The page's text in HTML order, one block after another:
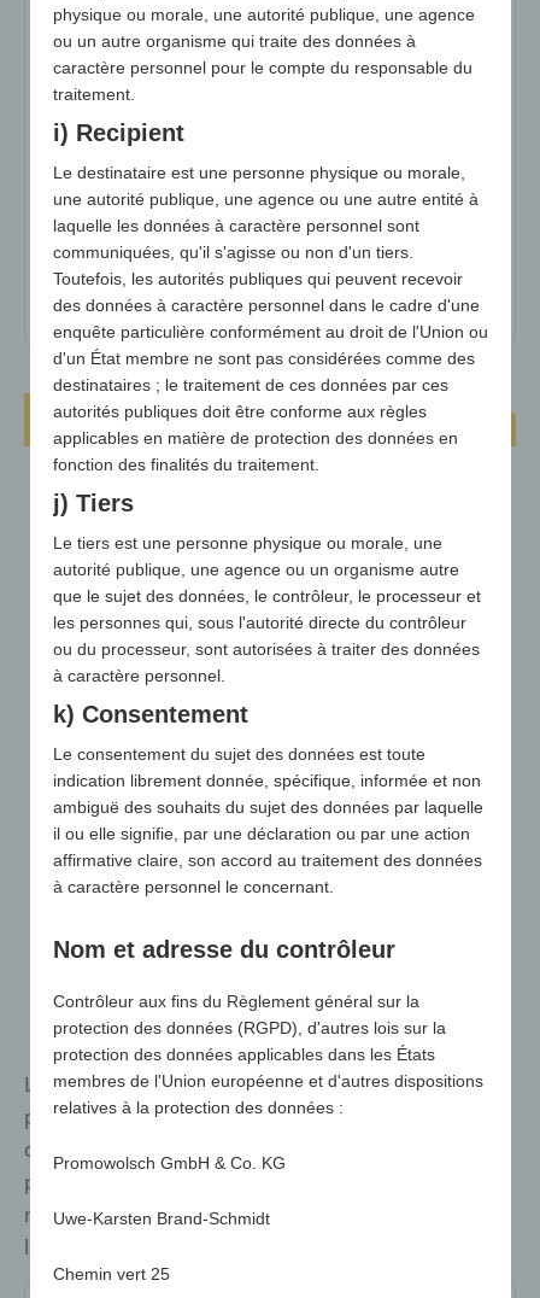
N° d'art :4529
variante :avec impression par sublimation
Dimensions :475 x 175 x 20 mm
surface publicitaire max :475 x 175 x 20 mm
poids :60g
Quantité minimale :100
matériel : Mousse de polyéthylène (PE)
Coussin d'assise Budget Seat
Les coussins de sièges sont des supports
publicitaires utiles pour les événements sportifs, les
concerts en plein air, le théâtre en plein air et bien
plus encore. Probablement le plus grand choix du
marché pour toutes les exigences de qualité et tous
les budgets !
physique ou morale, une autorité publique, une agence
ou un autre organisme qui traite des données à
caractère personnel pour le compte du responsable du
traitement.
i) Recipient
Le destinataire est une personne physique ou morale,
une autorité publique, une agence ou une autre entité à
laquelle les données à caractère personnel sont
communiquées, qu'il s'agisse ou non d'un tiers.
Toutefois, les autorités publiques qui peuvent recevoir
des données à caractère personnel dans le cadre d'une
enquête particulière conformément au droit de l'Union ou
d'un État membre ne sont pas considérées comme des
destinataires ; le traitement de ces données par ces
autorités publiques doit être conforme aux règles
applicables en matière de protection des données en
fonction des finalités du traitement.
j) Tiers
Le tiers est une personne physique ou morale, une
autorité publique, une agence ou un organisme autre
que le sujet des données, le contrôleur, le processeur et
les personnes qui, sous l'autorité directe du contrôleur
ou du processeur, sont autorisées à traiter des données
à caractère personnel.
k) Consentement
Le consentement du sujet des données est toute
indication librement donnée, spécifique, informée et non
ambiguë des souhaits du sujet des données par laquelle
il ou elle signifie, par une déclaration ou par une action
affirmative claire, son accord au traitement des données
à caractère personnel le concernant.
Nom et adresse du contrôleur
Contrôleur aux fins du Règlement général sur la
protection des données (RGPD), d'autres lois sur la
protection des données applicables dans les États
membres de l'Union européenne et d'autres dispositions
relatives à la protection des données :
Promowolsch GmbH & Co. KG
Uwe-Karsten Brand-Schmidt
Chemin vert 25